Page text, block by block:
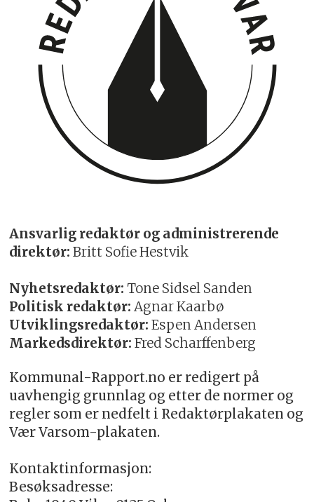
Ansvarlig redaktør og administrerende
direktør: Britt Sofie Hestvik
Nyhetsredaktør: Tone Sidsel Sanden
Politisk redaktør: Agnar Kaarbø
Utviklingsredaktør: Espen Andersen
Markedsdirektør: Fred Scharffenberg
Kommunal-Rapport.no er redigert på
uavhengig grunnlag og etter de normer og
regler som er nedfelt i Redaktørplakaten og
Vær Varsom-plakaten.
Kontaktinformasjon:
Besøksadresse: